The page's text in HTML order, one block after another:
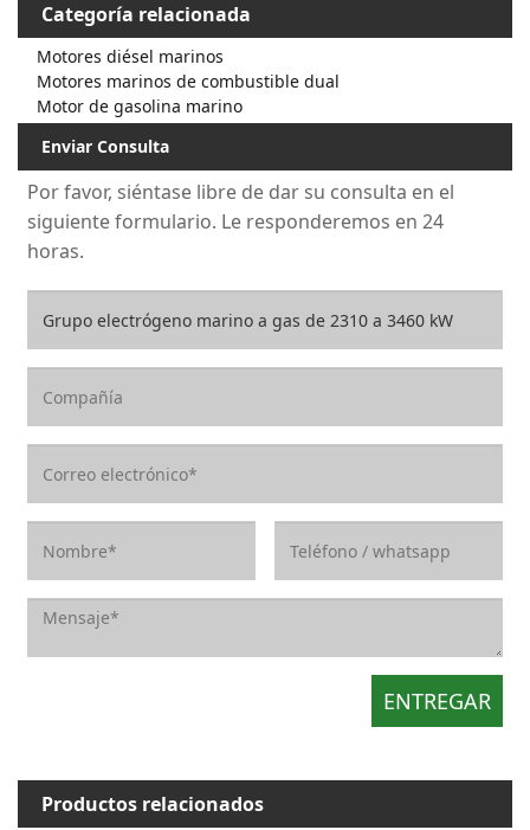
Categoría relacionada
Motores diésel marinos
Motores marinos de combustible dual
Motor de gasolina marino
Enviar Consulta
Por favor, siéntase libre de dar su consulta en el
siguiente formulario. Le responderemos en 24
horas.
Productos relacionados